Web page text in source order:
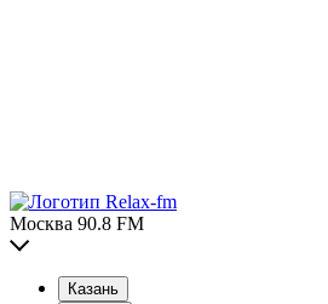
Москва 90.8 FM
Казань